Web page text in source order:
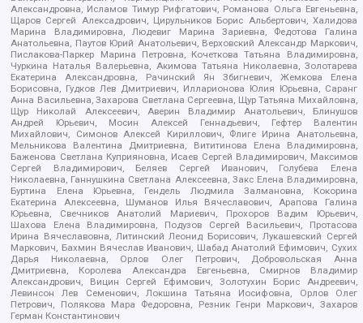
Александровна, Исламов Тимур Рифгатович, Романова Ольга Евгеньевна,
Щаров Сергей Алексадрович, Цирульников Борис Альбертович, Халидова
Марина Владимировна, Людевиг Марина Зариевна, Федотова Галина
Анатольевна, Паутов Юрий Анатольевич, Верховский Александр Маркович,
Пислакова-Паркер Марина Петровна, Кочеткова Татьяна Владимировна,
Чуркина Наталья Валерьевна, Акимова Татьяна Николаевна, Золотарева
Екатерина Александровна, Рачинский Ян Збигневич, Жемкова Елена
Борисовна, Гудков Лев Дмитриевич, Илларионова Юлия Юрьевна, Саранг
Анна Васильевна, Захарова Светлана Сергеевна, Щур Татьяна Михайловна,
Щур Николай Алексеевич, Аверин Владимир Анатольевич, Блинушов
Андрей Юрьевич, Мосин Алексей Геннадьевич, Гефтер Валентин
Михайлович, Симонов Алексей Кириллович, Флиге Ирина Анатольевна,
Мельникова Валентина Дмитриевна, Вититинова Елена Владимировна,
Баженова Светлана Куприяновна, Исаев Сергей Владимирович, Максимов
Сергей Владимирович, Беляев Сергей Иванович, Голубева Елена
Николаевна, Ганнушкина Светлана Алексеевна, Закс Елена Владимировна,
Буртина Елена Юрьевна, Гендель Людмила Залмановна, Кокорина
Екатерина Алексеевна, Шуманов Илья Вячеславович, Арапова Галина
Юрьевна, Свечников Анатолий Мариевич, Прохоров Вадим Юрьевич,
Шахова Елена Владимировна, Подузов Сергей Васильевич, Протасова
Ирина Вячеславовна, Литинский Леонид Борисович, Лукашевский Сергей
Маркович, Бахмин Вячеслав Иванович, Шабад Анатолий Ефимович, Сухих
Дарья Николаевна, Орлов Олег Петрович, Добровольская Анна
Дмитриевна, Королева Александра Евгеньевна, Смирнов Владимир
Александрович, Вицин Сергей Ефимович, Золотухин Борис Андреевич,
Левинсон Лев Семенович, Локшина Татьяна Иосифовна, Орлов Олег
Петрович, Полякова Мара Федоровна, Резник Генри Маркович, Захаров
Герман Константинович